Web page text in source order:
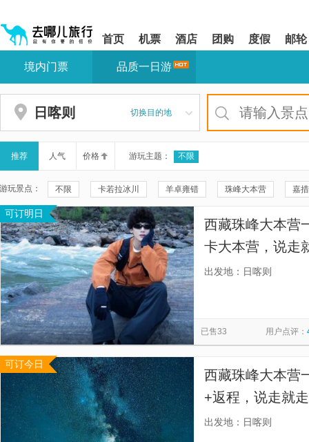
shift+enter
网
导
盲
导
模
式
您
站
区,
本
有
6
个
模
块,
按
下
Tab
键
浏
览
信
息
首页 机票 酒店 团购 度假 邮轮
您
站
区
境内门票 品质一日游
日喀则 切换目的地
推荐 人气 价格 游玩主题： 不限
游玩景点： 不限 卡若拉冰川 羊卓雍错 珠峰大本营 嘉
纳木错国家风景区 冈仁波齐
日喀则本地玩乐 珠穆朗玛峰国家公园 珠峰景区
奇林峡风景区 318国道5000km纪念碑
色季拉山观景台 果果塘大拐弯-墨脱
纳木措国家公园 萨迦寺 萨迦古城
念青唐古拉观景台 满拉水库 冲巴雍错风景区 雅
鲁朗国际旅游小镇 后藏民俗风情园
可订明日
西藏珠峰大本营
卡大本营，说走
游车，安全有保
出发地：日喀则
已售33 用户点评：
可订今日
西藏珠峰大本营
+返程，说走就
车，安全有保障
出发地：日喀则